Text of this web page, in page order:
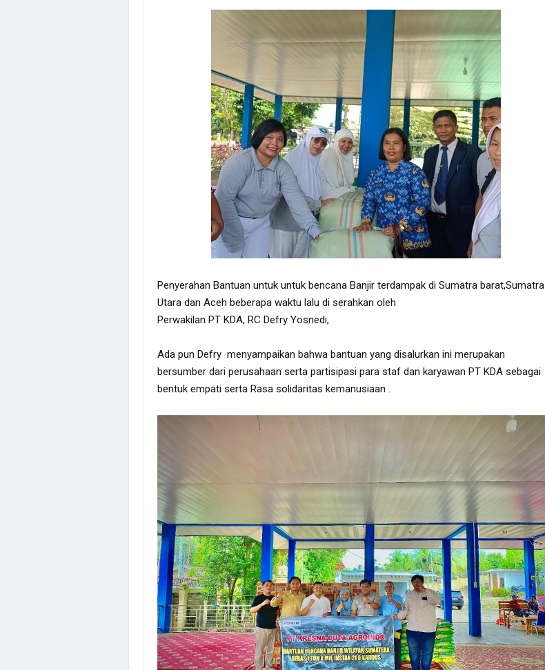
Penyerahan Bantuan untuk untuk bencana Banjir terdampak di Sumatra barat,Sumatra
Utara dan Aceh beberapa waktu lalu di serahkan oleh
Perwakilan PT KDA, RC Defry Yosnedi,
Ada pun Defry menyampaikan bahwa bantuan yang disalurkan ini merupakan
bersumber dari perusahaan serta partisipasi para staf dan karyawan PT KDA sebagai
bentuk empati serta Rasa solidaritas kemanusiaan .